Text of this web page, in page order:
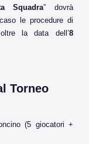
Squadra” dovrà
le procedure di
la data dell’8
Torneo
(5 giocatori +